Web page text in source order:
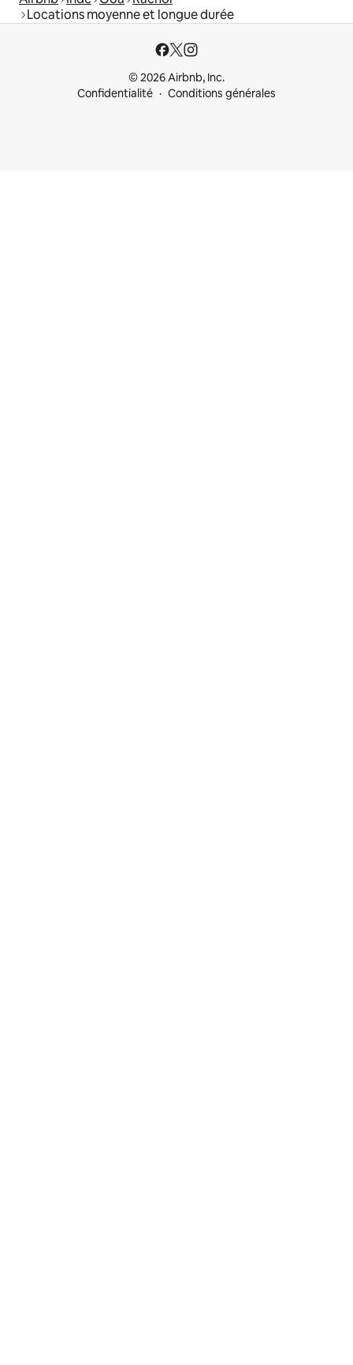
Locations moyenne et longue durée
© 2026 Airbnb, Inc.
Confidentialité
Conditions générales